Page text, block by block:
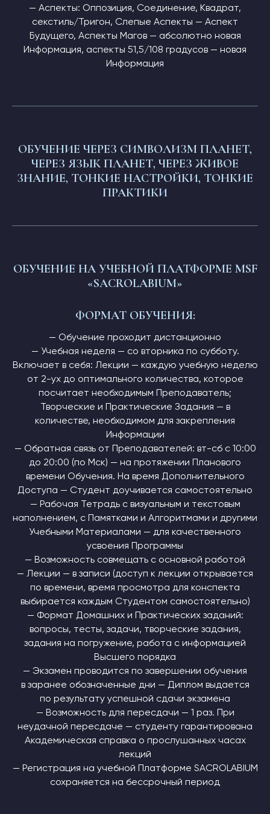
— Аспекты: Оппозиция, Соединение, Квадрат,
секстиль/Тригон, Слепые Аспекты — Аспект
Будущего, Аспекты Магов — абсолютно новая
Информация, аспекты 51,5/108 градусов — новая
Информация
ОБУЧЕНИЕ ЧЕРЕЗ СИМВОЛИЗМ ПЛАНЕТ,
ЧЕРЕЗ ЯЗЫК ПЛАНЕТ, ЧЕРЕЗ ЖИВОЕ
ЗНАНИЕ, ТОНКИЕ НАСТРОЙКИ, ТОНКИЕ
ПРАКТИКИ
ОБУЧЕНИЕ НА УЧЕБНОЙ ПЛАТФОРМЕ MSF
«SACROLABIUM»
ФОРМАТ ОБУЧЕНИЯ:
— Обучение проходит дистанционно
— Учебная неделя — со вторника по субботу.
Включает в себя: Лекции — каждую учебную неделю
от 2-ух до оптимального количества, которое
посчитает необходимым Преподаватель;
Творческие и Практические Задания — в
количестве, необходимом для закрепления
Информации
— Обратная связь от Преподавателей: вт-сб с 10:00
до 20:00 (по Мск) — на протяжении Планового
времени Обучения. На время Дополнительного
Доступа — Студент доучивается самостоятельно
— Рабочая Тетрадь с визуальным и текстовым
наполнением, с Памятками и Алгоритмами и другими
Учебными Материалами — для качественного
усвоения Программы
— Возможность совмещать с основной работой
— Лекции — в записи (доступ к лекции открывается
по времени, время просмотра для конспекта
выбирается каждым Студентом самостоятельно)
— Формат Домашних и Практических заданий:
вопросы, тесты, задачи, творческие задания,
задания на погружение, работа с информацией
Высшего порядка
— Экзамен проводится по завершении обучения
в заранее обозначенные дни — Диплом выдается
по результату успешной сдачи экзамена
— Возможность для пересдачи — 1 раз. При
неудачной пересдаче — студенту гарантирована
Академическая справка о прослушанных часах
лекций
— Регистрация на учебной Платформе SACROLABIUM
сохраняется на бессрочный период